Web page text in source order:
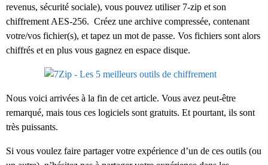
revenus, sécurité sociale), vous pouvez utiliser 7-zip et son
chiffrement AES-256. Créez une archive compressée, contenant
votre/vos fichier(s), et tapez un mot de passe. Vos fichiers sont alors
chiffrés et en plus vous gagnez en espace disque.
Nous voici arrivées à la fin de cet article. Vous avez peut-être
remarqué, mais tous ces logiciels sont gratuits. Et pourtant, ils sont
très puissants.
Si vous voulez faire partager votre expérience d’un de ces outils (ou